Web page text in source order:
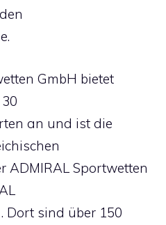
GmbH bietet
an und ist die
ADMIRAL Sportwetten
Dort sind über 150